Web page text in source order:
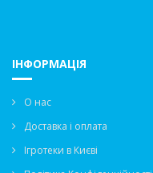
ІНФОРМАЦІЯ
О нас
Доставка і оплата
Ігротеки в Києві